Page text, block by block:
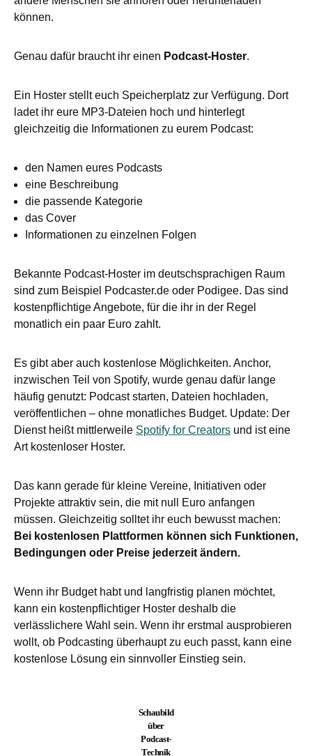
können.
Genau dafür braucht ihr einen Podcast-Hoster.
Ein Hoster stellt euch Speicherplatz zur Verfügung. Dort
ladet ihr eure MP3-Dateien hoch und hinterlegt
gleichzeitig die Informationen zu eurem Podcast:
den Namen eures Podcasts
eine Beschreibung
die passende Kategorie
das Cover
Informationen zu einzelnen Folgen
Bekannte Podcast-Hoster im deutschsprachigen Raum
sind zum Beispiel Podcaster.de oder Podigee. Das sind
kostenpflichtige Angebote, für die ihr in der Regel
monatlich ein paar Euro zahlt.
Es gibt aber auch kostenlose Möglichkeiten. Anchor,
inzwischen Teil von Spotify, wurde genau dafür lange
häufig genutzt: Podcast starten, Dateien hochladen,
veröffentlichen – ohne monatliches Budget. Update: Der
Dienst heißt mittlerweile Spotify for Creators und ist eine
Art kostenloser Hoster.
Das kann gerade für kleine Vereine, Initiativen oder
Projekte attraktiv sein, die mit null Euro anfangen
müssen. Gleichzeitig solltet ihr euch bewusst machen:
Bei kostenlosen Plattformen können sich Funktionen,
Bedingungen oder Preise jederzeit ändern.
Wenn ihr Budget habt und langfristig planen möchtet,
kann ein kostenpflichtiger Hoster deshalb die
verlässlichere Wahl sein. Wenn ihr erstmal ausprobieren
wollt, ob Podcasting überhaupt zu euch passt, kann eine
kostenlose Lösung ein sinnvoller Einstieg sein.
Schaubild
über
Podcast-
Technik